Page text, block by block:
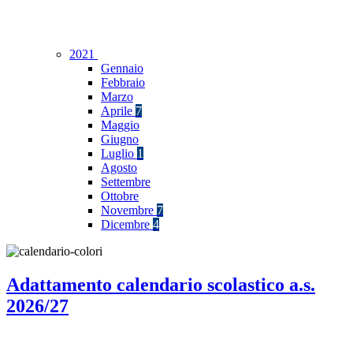
2021
Gennaio
Febbraio
Marzo
Aprile 7
Maggio
Giugno
Luglio 1
Agosto
Settembre
Ottobre
Novembre 7
Dicembre 4
Adattamento calendario scolastico a.s.
2026/27